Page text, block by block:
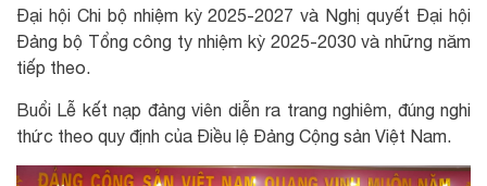
Đại hội Chi bộ nhiệm kỳ 2025-2027 và Nghị quyết Đại hội
Đảng bộ Tổng công ty nhiệm kỳ 2025-2030 và những năm
tiếp theo.
Buổi Lễ kết nạp đảng viên diễn ra trang nghiêm, đúng nghi
thức theo quy định của Điều lệ Đảng Cộng sản Việt Nam.